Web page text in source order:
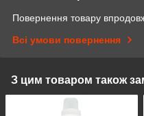
Повернення товару
Всі умови повернення
З цим товаром також